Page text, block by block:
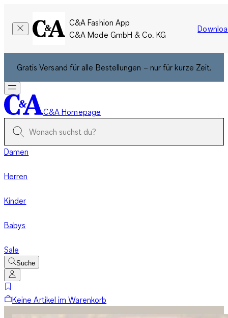
C&A Fashion App
C&A Mode GmbH & Co. KG
Gratis Versand für alle Bestellungen – nur für kurze Zeit.
C&A Homepage
Damen
Herren
Kinder
Babys
Sale
Suche
Keine Artikel im Warenkorb